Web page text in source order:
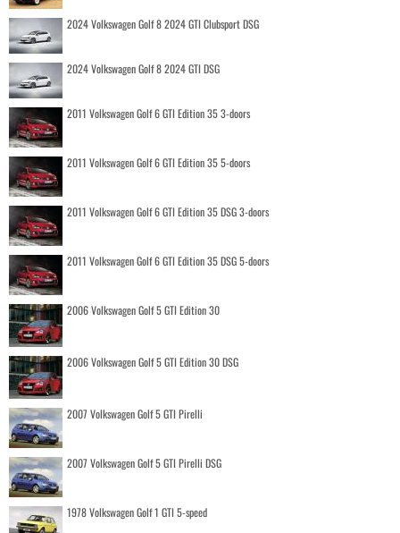
2024 Volkswagen Golf 8 2024 GTI Clubsport DSG
2024 Volkswagen Golf 8 2024 GTI DSG
2011 Volkswagen Golf 6 GTI Edition 35 3-doors
2011 Volkswagen Golf 6 GTI Edition 35 5-doors
2011 Volkswagen Golf 6 GTI Edition 35 DSG 3-doors
2011 Volkswagen Golf 6 GTI Edition 35 DSG 5-doors
2006 Volkswagen Golf 5 GTI Edition 30
2006 Volkswagen Golf 5 GTI Edition 30 DSG
2007 Volkswagen Golf 5 GTI Pirelli
2007 Volkswagen Golf 5 GTI Pirelli DSG
1978 Volkswagen Golf 1 GTI 5-speed